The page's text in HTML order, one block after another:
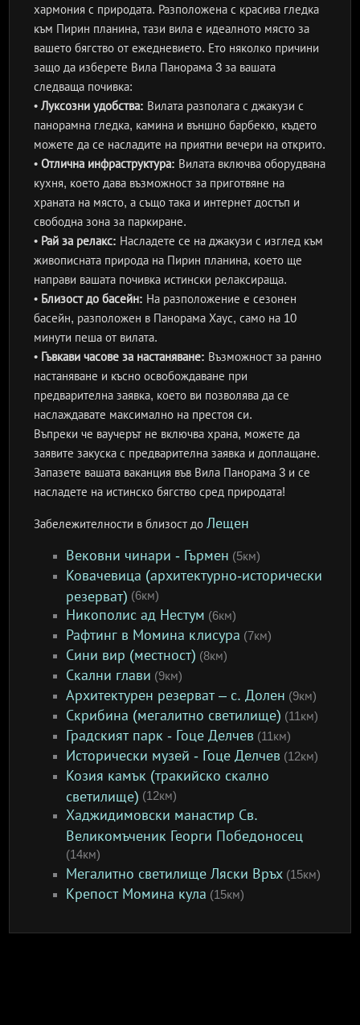
хармония с природата. Разположена с красива гледка
към Пирин планина, тази вила е идеалното място за
вашето бягство от ежедневието. Ето няколко причини
защо да изберете Вила Панорама 3 за вашата
следваща почивка:
•Луксозни удобства: Вилата разполага с джакузи с
панорамна гледка, камина и външно барбекю, където
можете да се насладите на приятни вечери на открито.
•Отлична инфраструктура: Вилата включва оборудвана
кухня, което дава възможност за приготвяне на
храната на място, а също така и интернет достъп и
свободна зона за паркиране.
• Рай за релакс: Насладете се на джакузи с изглед към
живописната природа на Пирин планина, което ще
направи вашата почивка истински релаксираща.
• Близост до басейн: На разположение е сезонен
басейн, разположен в Панорама Хаус, само на 10
минути пеша от вилата.
• Гъвкави часове за настаняване: Възможност за ранно
настаняване и късно освобождаване при
предварителна заявка, което ви позволява да се
наслаждавате максимално на престоя си.
Въпреки че ваучерът не включва храна, можете да
заявите закуска с предварителна заявка и доплащане.
Запазете вашата ваканция във Вила Панорама 3 и се
насладете на истинско бягство сред природата!
Забележителности в близост до Лещен
Вековни чинари - Гърмен (5км)
Ковачевица (архитектурно-исторически
резерват) (6км)
Никополис ад Нестум (6км)
Рафтинг в Момина клисура (7км)
Сини вир (местност) (8км)
Скални глави (9км)
Архитектурен резерват – с. Долен (9км)
Скрибина (мегалитно светилище) (11км)
Градският парк - Гоце Делчев (11км)
Исторически музей - Гоце Делчев (12км)
Козия камък (тракийско скално
светилище) (12км)
Хаджидимовски манастир Св.
Великомъченик Георги Победоносец
(14км)
Мегалитно светилище Ляски Връх (15км)
Крепост Момина кула (15км)